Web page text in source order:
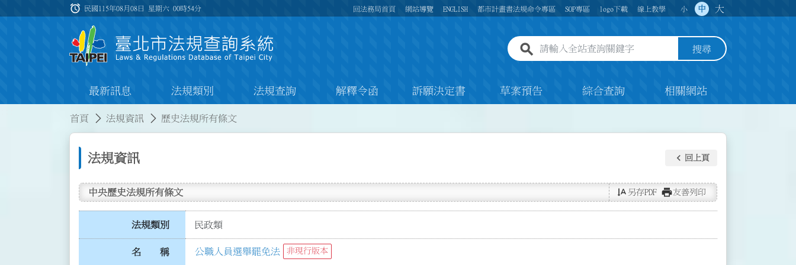
:::
alarm 民國115年08月08日 星期六00時54分 回法務局首頁 網站導覽 ENGLISH 都市計畫書法規命令專區 SOP專區 logo下載 線上教學 小 中 大
全站查詢關鍵字欄位 搜尋
最新訊息 法規類別 法規查詢 解釋令函 訴願決定書 草案預告 綜合查詢 相關網站
首頁 法規資訊 歷史法規所有條文
法規資訊 keyboard_arrow_left 回上頁
中央歷史法規所有條文 text_rotate_vertical 另存PDF print友善列印
法規類別 民政類
名 稱 公職人員選舉罷免法 非現行版本